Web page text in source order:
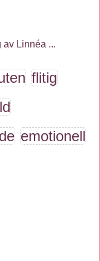
av Linnéa ...
flitig
emotionell